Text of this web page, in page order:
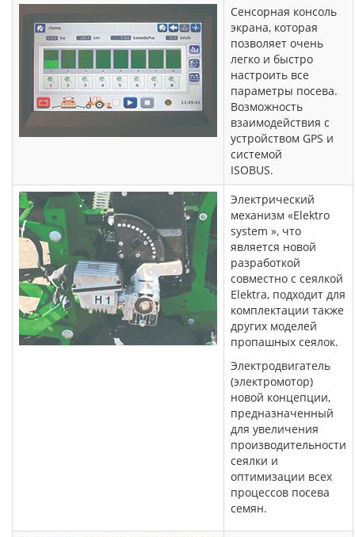
Сенсорная консоль
экрана, которая
позволяет очень
легко и быстро
настроить все
параметры посева.
Возможность
взаимодействия с
устройством GPS и
системой
ISOBUS.
Электрический
механизм «Elektro
system », что
является новой
разработкой
совместно с сеялкой
Elektra, подходит для
комплектации также
других моделей
пропашных сеялок.
Электродвигатель
(электромотор)
новой концепции,
предназначенный
для увеличения
производительности
сеялки и
оптимизации всех
процессов посева
семян.